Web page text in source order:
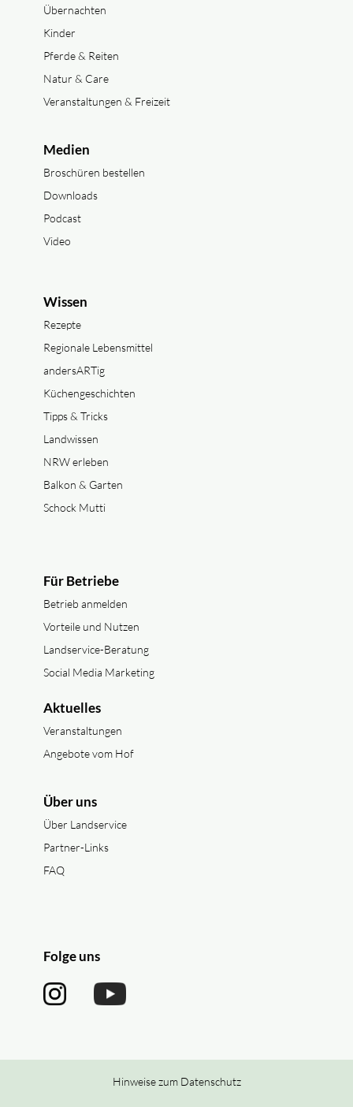
Übernachten
Kinder
Pferde & Reiten
Natur & Care
Veranstaltungen & Freizeit
Medien
Broschüren bestellen
Downloads
Podcast
Video
Wissen
Rezepte
Regionale Lebensmittel
andersARTig
Küchengeschichten
Tipps & Tricks
Landwissen
NRW erleben
Balkon & Garten
Schock Mutti
Für Betriebe
Betrieb anmelden
Vorteile und Nutzen
Landservice-Beratung
Social Media Marketing
Aktuelles
Veranstaltungen
Angebote vom Hof
Über uns
Über Landservice
Partner-Links
FAQ
Folge uns
Hinweise zum Datenschutz